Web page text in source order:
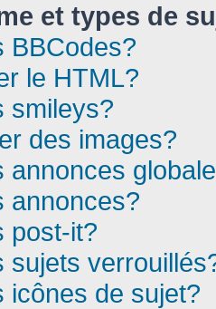
et types de
BBCodes?
le HTML?
smileys?
des images?
annonces
annonces?
post-it?
sujets
icônes de sujet?